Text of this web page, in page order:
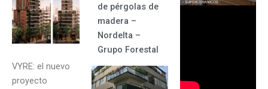
VYRE: el nuevo
proyecto
de pérgolas de
madera –
Nordelta –
Grupo Forestal